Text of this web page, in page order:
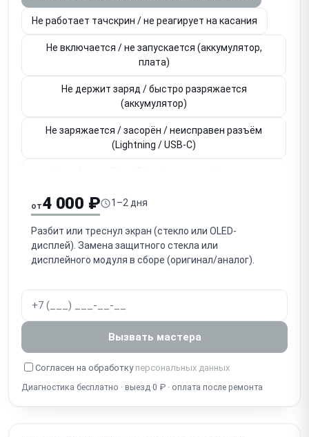
Не работает тачскрин / не реагирует на касания
Не включается / не запускается (аккумулятор,
плата)
Не держит заряд / быстро разряжается
(аккумулятор)
Не заряжается / засорён / неисправен разъём
(Lightning / USB-C)
Не работает Touch ID / кнопка Home (привязана к
плате)
Не работает основная / фронтальная камера
Нет громкого звука / не работает громкоговоритель
(speaker)
Собеседник не слышит / не работает микрофон
Попадание воды / окисление (несмотря на IP-
защиту)
от4 000 ₽ 1–2 дня
Разбит или треснул экран (стекло или OLED-
дисплей). Замена защитного стекла или
дисплейного модуля в сборе (оригинал/аналог).
Вызвать мастера
Согласен на обработку персональных данных
Диагностика бесплатно · выезд 0 ₽ · оплата после ремонта